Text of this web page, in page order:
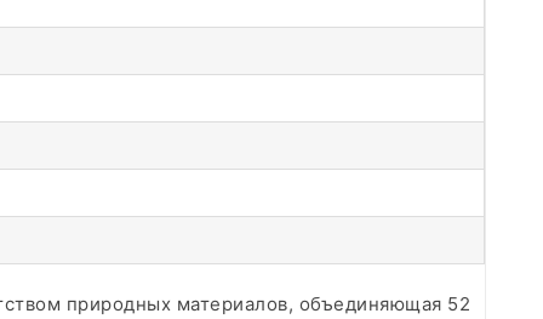
природных материалов, объединяющая 52